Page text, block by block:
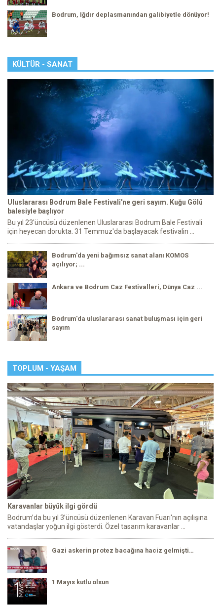
Bodrum, Iğdır deplasmanından galibiyetle dönüyor!
KÜLTÜR - SANAT
Uluslararası Bodrum Bale Festivali'ne geri sayım. Kuğu Gölü
balesiyle başlıyor
Bu yıl 23'üncüsü düzenlenen Uluslararası Bodrum Bale Festivali
için heyecan dorukta. 31 Temmuz'da başlayacak festivalin ...
Bodrum'da yeni bağımsız sanat alanı KOMOS
açılıyor; ...
Ankara ve Bodrum Caz Festivalleri, Dünya Caz ...
Bodrum'da uluslararası sanat buluşması için geri
sayım
TOPLUM - YAŞAM
Karavanlar büyük ilgi gördü
Bodrum’da bu yıl 3’üncüsü düzenlenen Karavan Fuarı'nın açılışına
vatandaşlar yoğun ilgi gösterdi. Özel tasarım karavanlar ...
Gazi askerin protez bacağına haciz gelmişti…
1 Mayıs kutlu olsun